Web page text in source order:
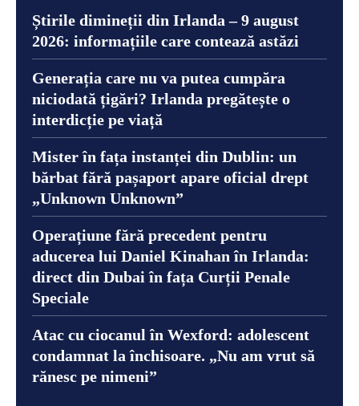
Știrile dimineții din Irlanda – 9 august
2026: informațiile care contează astăzi
Generația care nu va putea cumpăra
niciodată țigări? Irlanda pregătește o
interdicție pe viață
Mister în fața instanței din Dublin: un
bărbat fără pașaport apare oficial drept
„Unknown Unknown”
Operațiune fără precedent pentru
aducerea lui Daniel Kinahan în Irlanda:
direct din Dubai în fața Curții Penale
Speciale
Atac cu ciocanul în Wexford: adolescent
condamnat la închisoare. „Nu am vrut să
rănesc pe nimeni”